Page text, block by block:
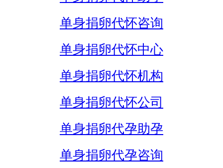
单身捐卵代怀咨询
单身捐卵代怀中心
单身捐卵代怀机构
单身捐卵代怀公司
单身捐卵代孕助孕
单身捐卵代孕咨询